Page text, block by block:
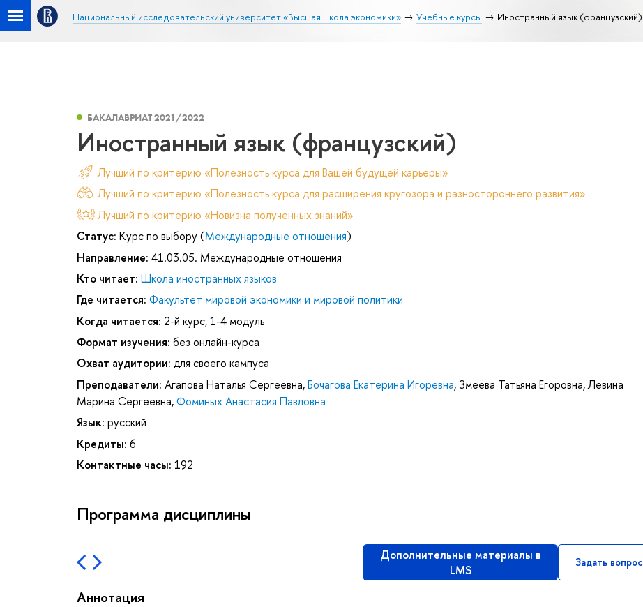
Национальный исследовательский университет «Высшая школа экономики» Учебные курсы Иностранный язык (французский)
БАКАЛАВРИАТ 2021/2022
Иностранный язык (французский)
Лучший по критерию «Полезность курса для Вашей будущей карьеры»
Лучший по критерию «Полезность курса для расширения кругозора и разностороннего развития»
Лучший по критерию «Новизна полученных знаний»
Статус: Курс по выбору (Международные отношения)
Направление: 41.03.05. Международные отношения
Кто читает: Школа иностранных языков
Где читается: Факультет мировой экономики и мировой политики
Когда читается: 2-й курс, 1-4 модуль
Формат изучения: без онлайн-курса
Охват аудитории: для своего кампуса
Преподаватели: Агапова Наталья Сергеевна,Бочагова Екатерина Игоревна, Змеёва Татьяна Егоровна,Левина
Марина Сергеевна,Фоминых Анастасия Павловна
Язык: русский
Кредиты: 6
Контактные часы: 192
Программа дисциплины
Дополнительные материалы в
LMS
Задать вопрос
Аннотация